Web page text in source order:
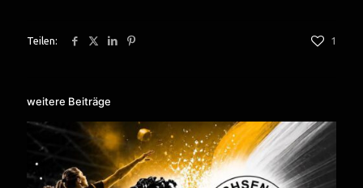
Teilen: 1
weitere Beiträge